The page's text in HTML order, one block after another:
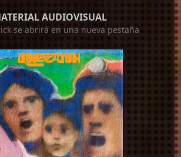
AUDIOVISUAL
se abrirá en una nueva pestaña